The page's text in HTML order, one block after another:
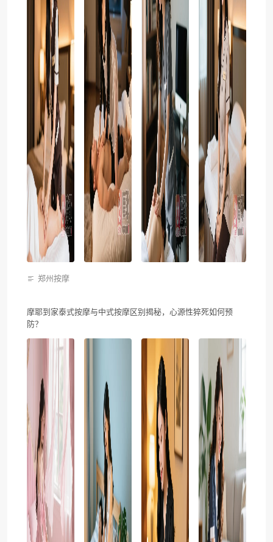
郑州按摩
摩耶到家泰式按摩与中式按摩区别揭秘，心源性猝死如何预
防？